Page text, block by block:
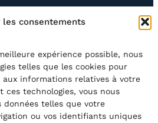
les consentements
expérience possible, nous
telles que les cookies pour
informations relatives à votre
ces technologies, vous nous
telles que votre
ou vos identifiants uniques
BOUTIQUE NEWSLETTER
CONTACT
Rechercher
asblBE33 5230​ 8091​ 4546